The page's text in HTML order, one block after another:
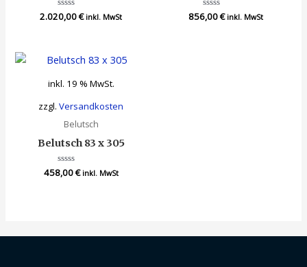
Bewertet
mit
2.020,00€ inkl. MwSt
Bewertet
mit
856,00€ inkl. MwSt
inkl. 19 % MwSt.
zzgl.Versandkosten
Belutsch
Belutsch 83 x 305
Bewertet
mit
458,00€ inkl. MwSt